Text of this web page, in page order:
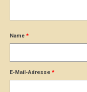
Name *
E-Mail-Adresse *